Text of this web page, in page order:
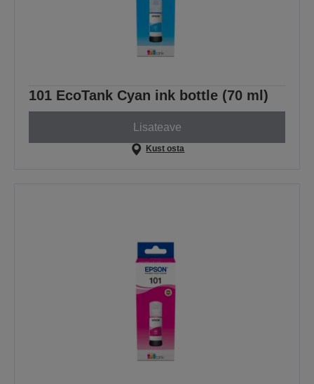
101 EcoTank Cyan ink bottle (70 ml)
Lisateave
Kust osta